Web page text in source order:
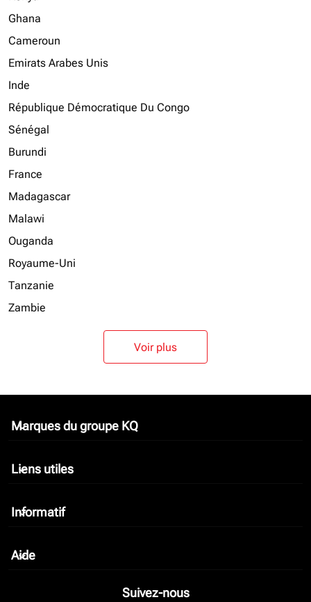
Ghana
Cameroun
Emirats Arabes Unis
Inde
République Démocratique Du Congo
Sénégal
Burundi
France
Madagascar
Malawi
Ouganda
Royaume-Uni
Tanzanie
Zambie
Voir plus
Marques du groupe KQ
keyboard_arrow_down
Liens utiles
keyboard_arrow_down
Informatif
keyboard_arrow_down
Aide
keyboard_arrow_down
Suivez-nous